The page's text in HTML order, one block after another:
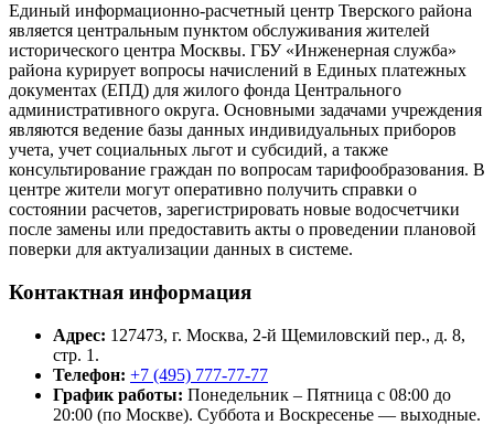
Единый информационно-расчетный центр Тверского района
является центральным пунктом обслуживания жителей
исторического центра Москвы. ГБУ «Инженерная служба»
района курирует вопросы начислений в Единых платежных
документах (ЕПД) для жилого фонда Центрального
административного округа. Основными задачами учреждения
являются ведение базы данных индивидуальных приборов
учета, учет социальных льгот и субсидий, а также
консультирование граждан по вопросам тарифообразования. В
центре жители могут оперативно получить справки о
состоянии расчетов, зарегистрировать новые водосчетчики
после замены или предоставить акты о проведении плановой
поверки для актуализации данных в системе.
Контактная информация
Адрес: 127473, г. Москва, 2-й Щемиловский пер., д. 8,
стр. 1.
Телефон: +7 (495) 777-77-77
График работы: Понедельник – Пятница с 08:00 до
20:00 (по Москве). Суббота и Воскресенье — выходные.